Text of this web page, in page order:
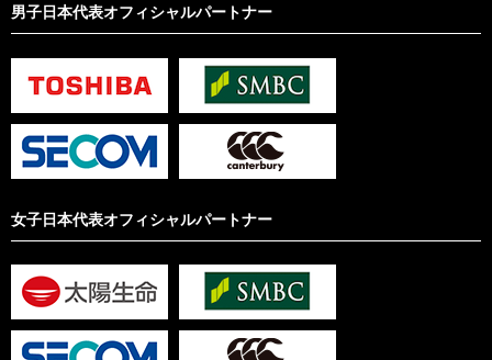
男子日本代表オフィシャルパートナー
女子日本代表オフィシャルパートナー